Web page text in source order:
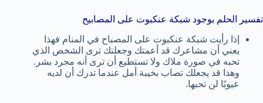
تفسير الحلم بوجود شبكة عنكبوت على المصابيح
إذا رأيت شبكة عنكبوت على المصباح في المنام فهذا
يعني أن مشاعرك قد أعمتك وجعلتك ترى الشخص الذي
تحبه في صورة ملاك ولا تستطيع أن ترى أنه مجرد بشر.
وهذا قد يجعلك تصاب بخيبة أمل عندما تدرك أن لديه
عيوبًا لن تحبها.